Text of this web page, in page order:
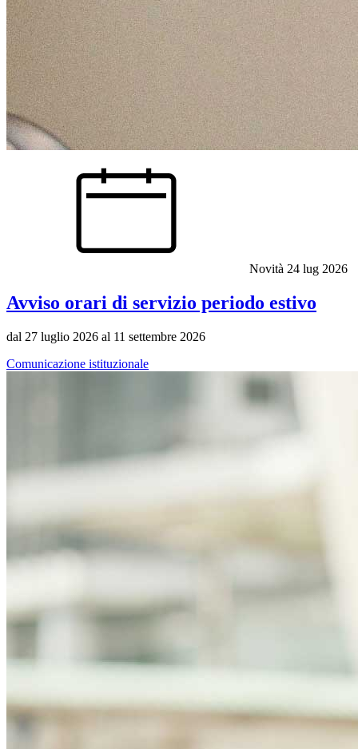
Novità 24 lug 2026
Avviso orari di servizio periodo estivo
dal 27 luglio 2026 al 11 settembre 2026
Comunicazione istituzionale